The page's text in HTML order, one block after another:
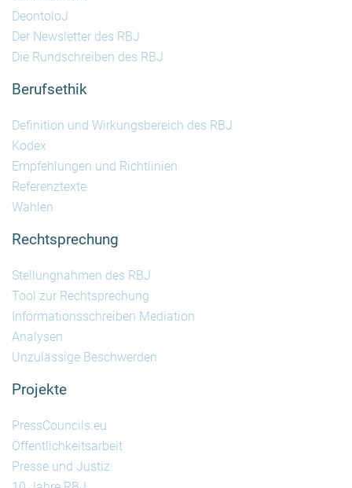
DeontoloJ
Der Newsletter des RBJ
Die Rundschreiben des RBJ
Berufsethik
Definition und Wirkungsbereich des RBJ
Kodex
Empfehlungen und Richtlinien
Referenztexte
Wahlen
Rechtsprechung
Stellungnahmen des RBJ
Tool zur Rechtsprechung
Informationsschreiben Mediation
Analysen
Unzulässige Beschwerden
Projekte
PressCouncils.eu
Öffentlichkeitsarbeit
Presse und Justiz